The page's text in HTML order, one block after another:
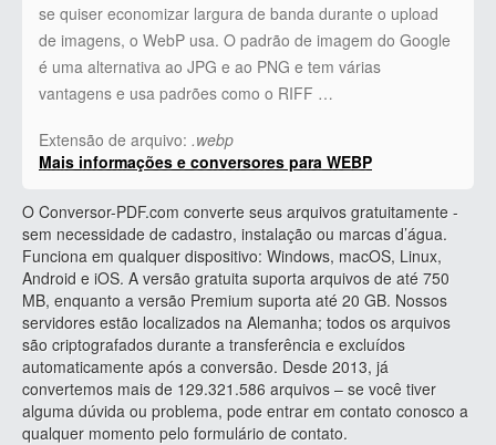
se quiser economizar largura de banda durante o upload
de imagens, o WebP usa. O padrão de imagem do Google
é uma alternativa ao JPG e ao PNG e tem várias
vantagens e usa padrões como o RIFF …
Extensão de arquivo: .webp
Mais informações e conversores para WEBP
O Conversor-PDF.com converte seus arquivos gratuitamente -
sem necessidade de cadastro, instalação ou marcas d’água.
Funciona em qualquer dispositivo: Windows, macOS, Linux,
Android e iOS. A versão gratuita suporta arquivos de até 750
MB, enquanto a versão Premium suporta até 20 GB. Nossos
servidores estão localizados na Alemanha; todos os arquivos
são criptografados durante a transferência e excluídos
automaticamente após a conversão. Desde 2013, já
convertemos mais de 129.321.586 arquivos – se você tiver
alguma dúvida ou problema, pode entrar em contato conosco a
qualquer momento pelo formulário de contato.